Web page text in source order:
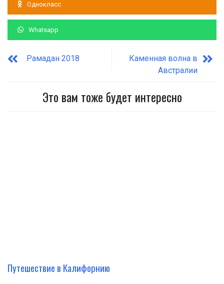
Однокласс
Whatsapp
Рамадан 2018
Каменная волна в
Австралии
Это вам тоже будет интересно
Путешествие в Калифорнию